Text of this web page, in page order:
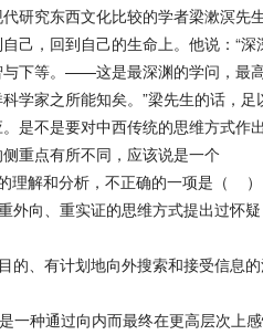
研究东西文化比较的学者梁漱溟先
己，回到自己的生命上。他说：“
下等。——这是最深渊的学问，最
学家之所能知矣。”梁先生的话，
是不是要对中西传统的思维方式作
重点有所不同，应该说是一个
解和分析，不正确的一项是（ ）
向、重实证的思维方式提出过怀
、有计划地向外搜索和接受信息
种通过向内而最终在更高层次上